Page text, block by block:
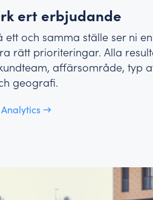
ert erbjudande
och samma ställe ser ni
rätt prioriteringar. Alla
affärsområde, typ
geografi.
Analytics →